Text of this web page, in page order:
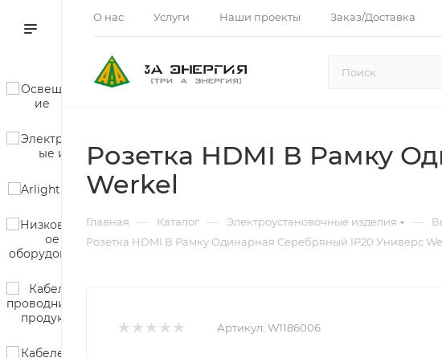
О нас Услуги Наши проекты Заказ/Доставка
Розетка HDMI В Рамку
Werkel
Главная — Каталог — Электроустановочные изделия —
Розетка HDMI В Рамку Одинарная Серебряный IP20 Универс
Артикул: W1186006